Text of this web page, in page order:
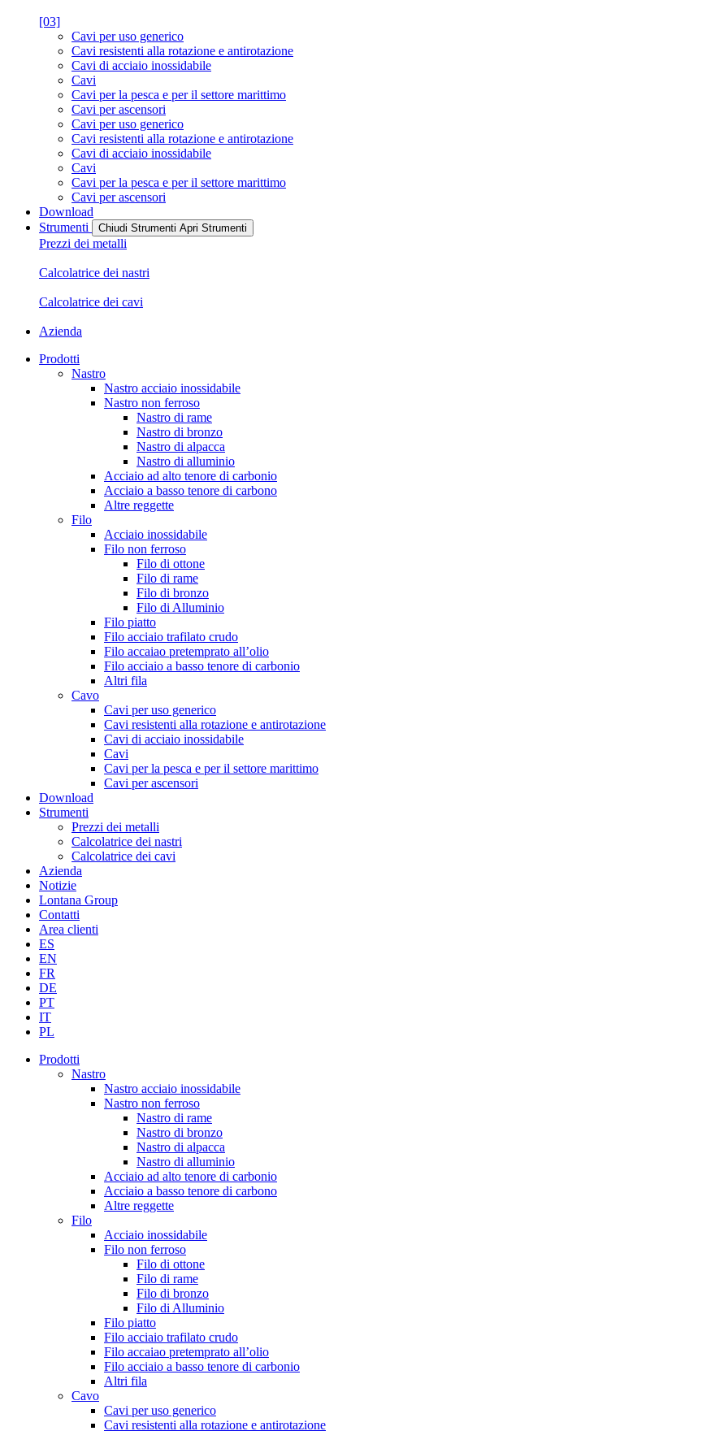
[03]
Cavi per uso generico
Cavi resistenti alla rotazione e antirotazione
Cavi di acciaio inossidabile
Cavi
Cavi per la pesca e per il settore marittimo
Cavi per ascensori
Cavi per uso generico
Cavi resistenti alla rotazione e antirotazione
Cavi di acciaio inossidabile
Cavi
Cavi per la pesca e per il settore marittimo
Cavi per ascensori
Download
Strumenti
Chiudi Strumenti Apri Strumenti
Prezzi dei metalli
Calcolatrice dei nastri
Calcolatrice dei cavi
Azienda
Prodotti
Nastro
Nastro acciaio inossidabile
Nastro non ferroso
Nastro di rame
Nastro di bronzo
Nastro di alpacca
Nastro di alluminio
Acciaio ad alto tenore di carbonio
Acciaio a basso tenore di carbono
Altre reggette
Filo
Acciaio inossidabile
Filo non ferroso
Filo di ottone
Filo di rame
Filo di bronzo
Filo di Alluminio
Filo piatto
Filo acciaio trafilato crudo
Filo accaiao pretemprato all’olio
Filo acciaio a basso tenore di carbonio
Altri fila
Cavo
Cavi per uso generico
Cavi resistenti alla rotazione e antirotazione
Cavi di acciaio inossidabile
Cavi
Cavi per la pesca e per il settore marittimo
Cavi per ascensori
Download
Strumenti
Prezzi dei metalli
Calcolatrice dei nastri
Calcolatrice dei cavi
Azienda
Notizie
Lontana Group
Contatti
Area clienti
ES
EN
FR
DE
PT
IT
PL
Prodotti
Nastro
Nastro acciaio inossidabile
Nastro non ferroso
Nastro di rame
Nastro di bronzo
Nastro di alpacca
Nastro di alluminio
Acciaio ad alto tenore di carbonio
Acciaio a basso tenore di carbono
Altre reggette
Filo
Acciaio inossidabile
Filo non ferroso
Filo di ottone
Filo di rame
Filo di bronzo
Filo di Alluminio
Filo piatto
Filo acciaio trafilato crudo
Filo accaiao pretemprato all’olio
Filo acciaio a basso tenore di carbonio
Altri fila
Cavo
Cavi per uso generico
Cavi resistenti alla rotazione e antirotazione